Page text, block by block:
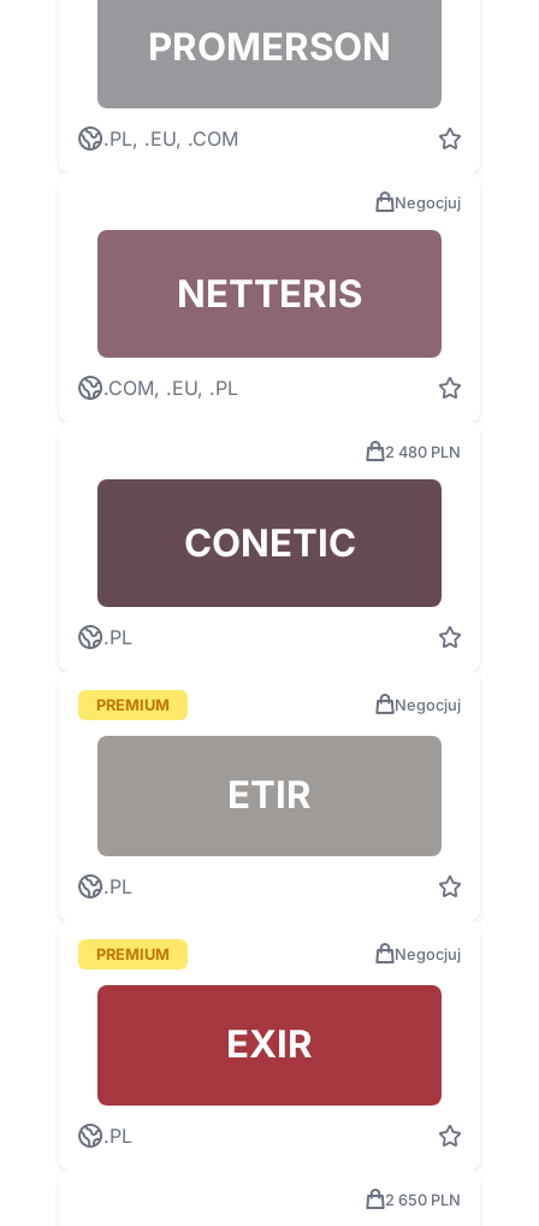
PROMERSON
.PL, .EU, .COM
Negocjuj
NETTERIS
.COM, .EU, .PL
2 480 PLN
CONETIC
.PL
PREMIUM Negocjuj
ETIR
.PL
PREMIUM Negocjuj
EXIR
.PL
2 650 PLN